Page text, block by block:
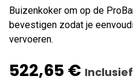
Buizenkoker om op de
bevestigen zodat je
vervoeren.
522,65 €